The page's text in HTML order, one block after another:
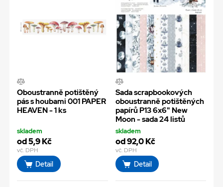
Oboustranně potištěný
pás s houbami 001 PAPER
HEAVEN - 1 ks
skladem
od 5,9 Kč
vč. DPH
Detail
Sada scrapbookových
oboustranně potištěných
papírů P13 6x6" New
Moon - sada 24 listů
skladem
od 92,0 Kč
vč. DPH
Detail